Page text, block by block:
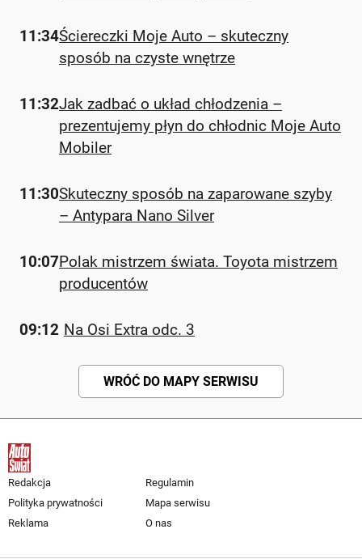
11:34Ściereczki Moje Auto – skuteczny
sposób na czyste wnętrze
11:32Jak zadbać o układ chłodzenia –
prezentujemy płyn do chłodnic Moje Auto
Mobiler
11:30Skuteczny sposób na zaparowane szyby
– Antypara Nano Silver
10:07Polak mistrzem świata. Toyota mistrzem
producentów
09:12 Na Osi Extra odc. 3
WRÓĆ DO MAPY SERWISU
Redakcja
Regulamin
Polityka prywatności
Mapa serwisu
Reklama
O nas